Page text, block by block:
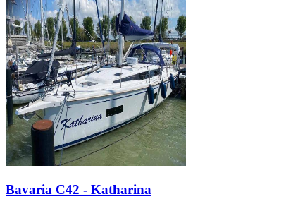
Bavaria C42 - Katharina